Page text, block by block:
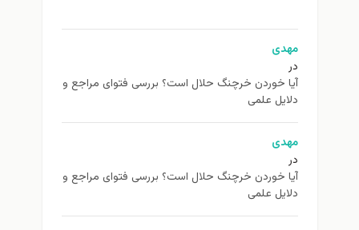
مهدی
در
آیا خوردن خرچنگ حلال است؟ بررسی فتوای مراجع و
دلایل علمی
مهدی
در
آیا خوردن خرچنگ حلال است؟ بررسی فتوای مراجع و
دلایل علمی